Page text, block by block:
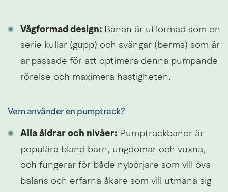
Vågformad design: Banan är utformad som en
serie kullar (gupp) och svängar (berms) som är
anpassade för att optimera denna pumpande
rörelse och maximera hastigheten.
Vem använder en pumptrack?
Alla åldrar och nivåer: Pumptrackbanor är
populära bland barn, ungdomar och vuxna,
och fungerar för både nybörjare som vill öva
balans och erfarna åkare som vill utmana sig